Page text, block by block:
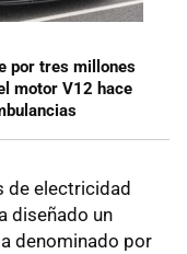
por tres millones
motor V12 hace
de electricidad
diseñado un
denominado por